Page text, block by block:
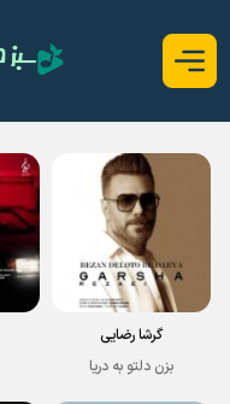
گرشا رضایی
بزن دلتو به دریا